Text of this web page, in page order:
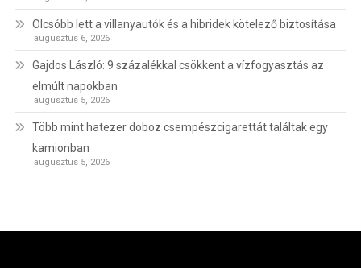
Olcsóbb lett a villanyautók és a hibridek kötelező biztosítása
augusztus 6, 2026
Gajdos László: 9 százalékkal csökkent a vízfogyasztás az
elmúlt napokban
augusztus 5, 2026
Több mint hatezer doboz csempészcigarettát találtak egy
kamionban
augusztus 5, 2026